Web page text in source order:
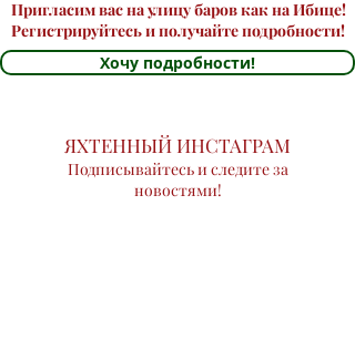
Пригласим вас на улицу баров как на Ибице!
Регистрируйтесь и получайте подробности!
Хочу подробности!
ЯХТЕННЫЙ ИНСТАГРАМ
Подписывайтесь и следите за
новостями!